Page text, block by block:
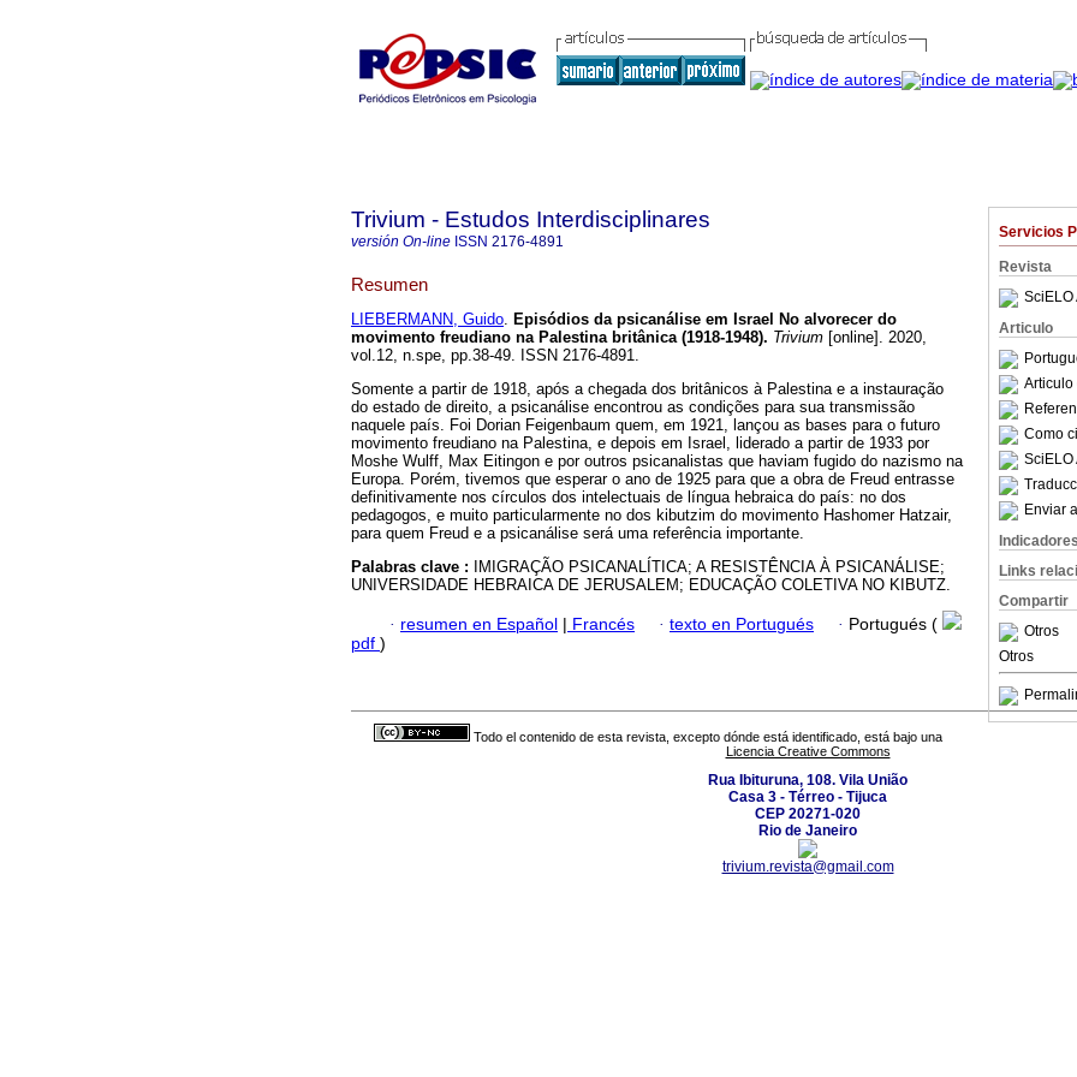
Servicios
Revista
SciELO
Articulo
Articulo
Como
SciELO
Enviar
Indicadores
Links
Compartir
Otros
Otros
Trivium - Estudos Interdisciplinares
versión On-line ISSN 2176-4891
Resumen
LIEBERMANN, Guido. Episódios da psicanálise em Israel No alvorecer do
movimento freudiano na Palestina britânica (1918-1948). Trivium [online]. 2020,
vol.12, n.spe, pp.38-49. ISSN 2176-4891.
Somente a partir de 1918, após a chegada dos britânicos à Palestina e a instauração
do estado de direito, a psicanálise encontrou as condições para sua transmissão
naquele país. Foi Dorian Feigenbaum quem, em 1921, lançou as bases para o futuro
movimento freudiano na Palestina, e depois em Israel, liderado a partir de 1933 por
Moshe Wulff, Max Eitingon e por outros psicanalistas que haviam fugido do nazismo na
Europa. Porém, tivemos que esperar o ano de 1925 para que a obra de Freud entrasse
definitivamente nos círculos dos intelectuais de língua hebraica do país: no dos
pedagogos, e muito particularmente no dos kibutzim do movimento Hashomer Hatzair,
para quem Freud e a psicanálise será uma referência importante.
Palabras clave :
IMIGRAÇÃO PSICANALÍTICA; A RESISTÊNCIA À PSICANÁLISE;
UNIVERSIDADE HEBRAICA DE JERUSALEM; EDUCAÇÃO COLETIVA NO KIBUTZ.
· resumen en Español | Francés · texto en Portugués · Portugués (
pdf )
Todo el contenido de esta revista, excepto dónde está identificado, está bajo una
Licencia Creative Commons
Rua Ibituruna, 108. Vila União
Casa 3 - Térreo - Tijuca
CEP 20271-020
Rio de Janeiro
trivium.revista@gmail.com